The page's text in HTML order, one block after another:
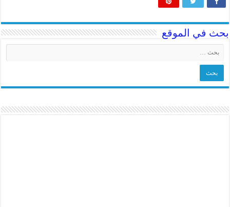
بحث في الموقع